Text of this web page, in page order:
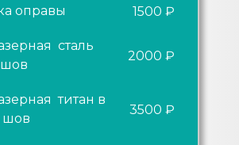
оправы 1500 ₽
сталь
шов
2000 ₽
титан в
шов
3500 ₽